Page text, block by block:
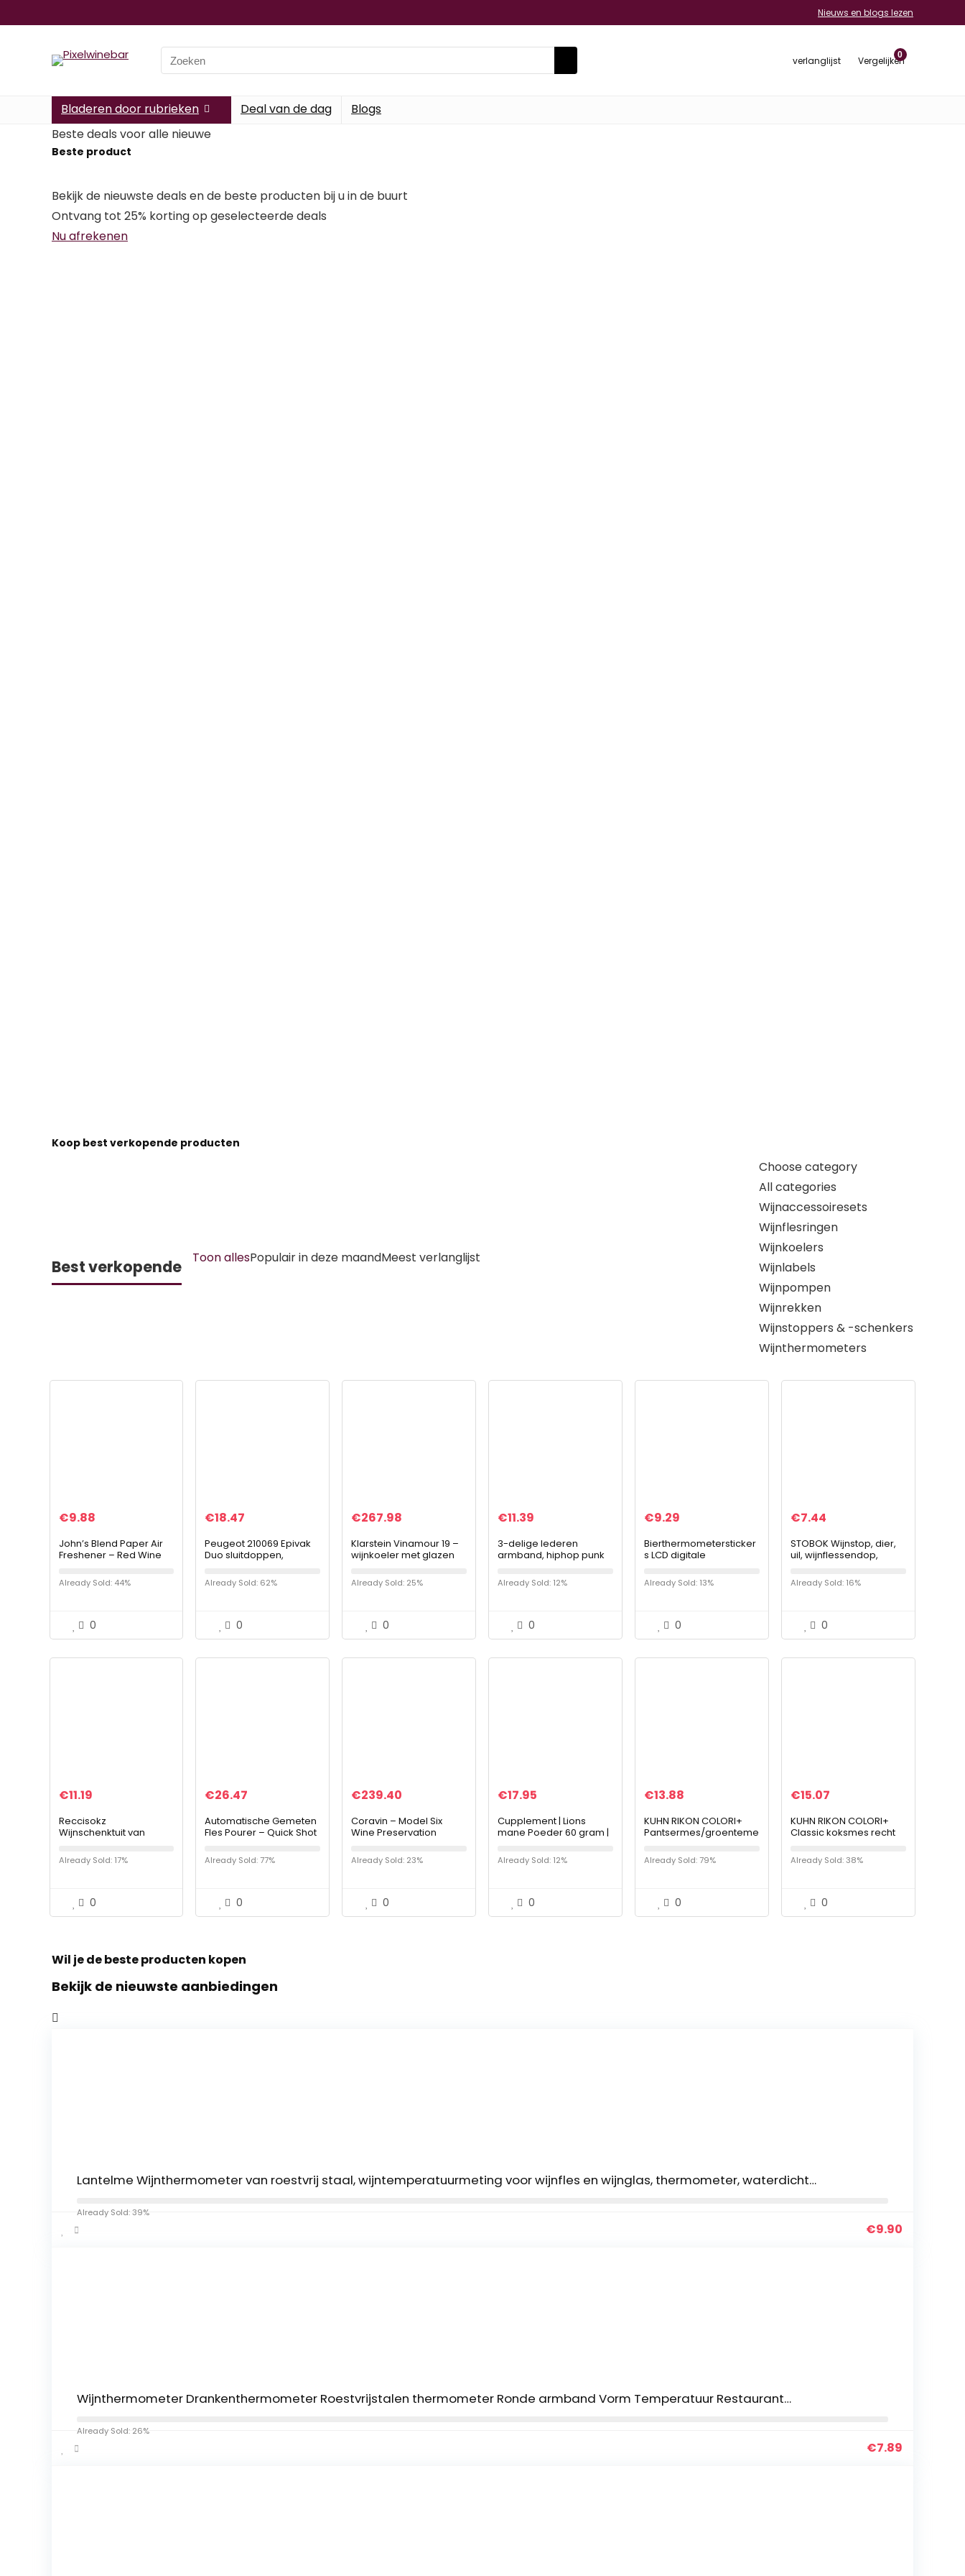
Nieuws en blogs lezen
Search
for:
verlanglijst 0
Vergelijken
Bladeren door rubrieken Deal van de dag
Blogs
Beste deals voor alle nieuwe
Beste product
Bekijk de nieuwste deals en de beste producten bij u in de buurt
Ontvang tot 25% korting op geselecteerde deals
Nu afrekenen
Koop best verkopende producten
Best verkopende Toon allesPopulair in deze maandMeest verlanglijst
Choose category
All categories
Wijnaccessoiresets
Wijnflesringen
Wijnkoelers
Wijnlabels
Wijnpompen
Wijnrekken
Wijnstoppers & -schenkers
Wijnthermometers
€9.88
John’s Blend Paper Air
Freshener – Red Wine
Already Sold: 44%
0
€18.47
Peugeot 210069 Epivak
Duo sluitdoppen,
cm, zwart
Already Sold: 62%
0
€267.98
Klarstein Vinamour 19 –
wijnkoeler met glazen
wijnkoeler, 19
wijnflessen, 65 L, 4-18 °
Already Sold: 25%
0
€11.39
3-delige lederen
armband, hiphop punk
verstelbare gesp
zwarte mode
Already Sold: 12%
0
€9.29
Bierthermometersticker
s LCD digitale
Bier rode wijnen Fles
temperatuursensorstick
Already Sold: 13%
0
€7.44
STOBOK Wijnstop, dier,
uil, wijnflessendop,
lekvrij, afdichting voor
wijn, dranken,
Already Sold: 16%
0
€11.19
Reccisokz
Wijnschenktuit van
leeuwenkopvorm,
duurzame kurk,
cadeau…
Already Sold: 17%
0
€26.47
Automatische Gemeten
Fles Pourer – Quick Shot
Dranken Wijn Cocktail
Dispenser Home Bar
Already Sold: 77%
0
€239.40
Coravin – Model Six
Wine Preservation
Capsules, 2 Screw Caps
and Carry Case – Silver
Already Sold: 23%
0
€17.95
Cupplement | Lions
mane Poeder 60 gram |
Adaptogeen | Natuurlijk |
Gratis scoop
Already Sold: 12%
0
€13.88
KUHN RIKON COLORI+
Pantsermes/groenteme
Edition Greenery), recht
lemmet met
Already Sold: 79%
0
€15.07
KUHN RIKON COLORI+
Classic koksmes recht
lemmetbescherming,
anti-aanbaklaag,
Already Sold: 38%
0
Wil je de beste producten kopen
Bekijk de nieuwste aanbiedingen
Lantelme Wijnthermometer van roestvrij staal, wijntemperatuurmeting voor wijnfles en wijnglas, thermometer, waterdicht…
Already Sold: 39%
€9.90
Wijnthermometer Drankenthermometer Roestvrijstalen thermometer Ronde armband Vorm Temperatuur Restaurant…
Already Sold: 26%
€7.89